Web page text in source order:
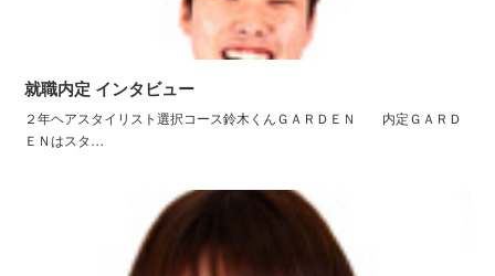
就職内定 インタビュー
２年ヘアスタイリスト選択コース鈴木くんＧＡＲＤＥＮ 内定ＧＡＲＤ
ＥＮはスタ…